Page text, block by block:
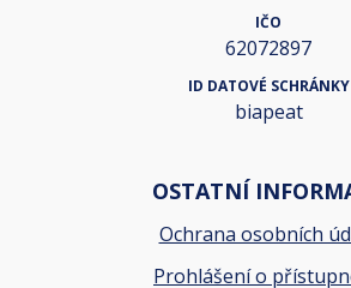
IČO
62072897
ID DATOVÉ SCHRÁNKY
biapeat
OSTATNÍ
Ochrana osobních
Prohlášení o